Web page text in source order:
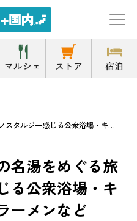
マルシェ ストア 宿泊
【熊本】全国屈指の名湯をめぐる旅｜ノスタルジー感じる公衆浴場・キャバレー・大人気ラーメンなど
名湯をめぐる旅
る公衆浴場・キ
ーメンなど